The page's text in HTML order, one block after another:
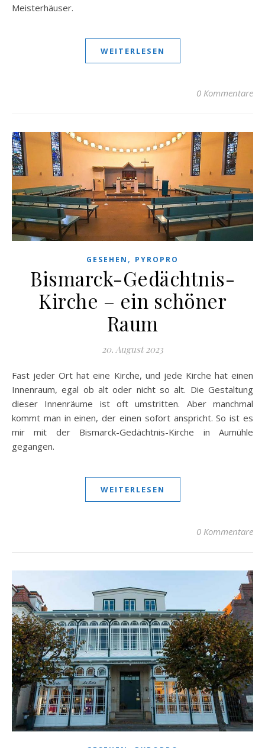
Meisterhäuser.
WEITERLESEN
0 Kommentare
GESEHEN , PYROPRO
Bismarck-Gedächtnis-
Kirche – ein schöner
Raum
20. August 2023
Fast jeder Ort hat eine Kirche, und jede Kirche hat einen
Innenraum, egal ob alt oder nicht so alt. Die Gestaltung
dieser Innenräume ist oft umstritten. Aber manchmal
kommt man in einen, der einen sofort anspricht. So ist es
mir mit der Bismarck-Gedächtnis-Kirche in Aumühle
gegangen.
WEITERLESEN
0 Kommentare